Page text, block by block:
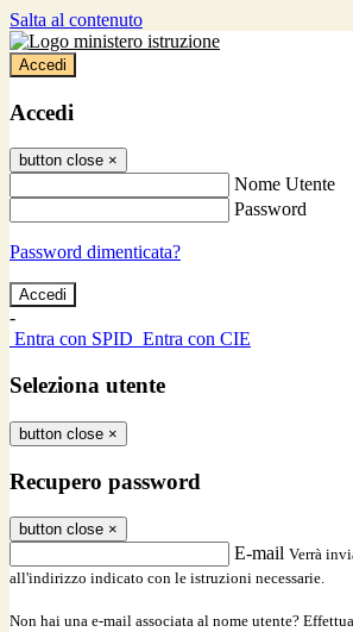
Salta al contenuto
Accedi
Accedi
button close ×
Nome Utente
Password
Password dimenticata?
-
Entra con SPID Entra con CIE
Seleziona utente
button close ×
Recupero password
button close ×
E-mail Verrà
all'indirizzo indicato con le istruzioni necessarie.
Non hai una e-mail associata al nome utente?